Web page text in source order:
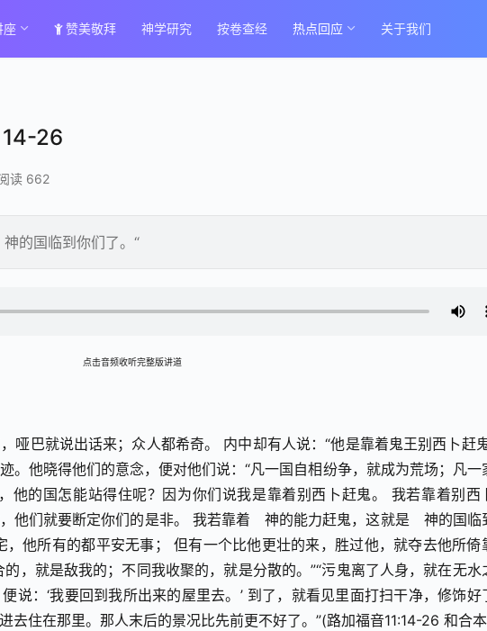
座 赞美敬拜 神学研究 按卷查经 热点回应 关于我们
14-26
读 662
的国临到你们了。“
点击音频收听完整版讲道
哑巴就说出话来；众人都希奇。 内中却有人说：“他是靠着鬼王别西卜赶
。他晓得他们的意念，便对他们说：“凡一国自相纷争，就成为荒场；凡一
他的国怎能站得住呢？因为你们说我是靠着别西卜赶鬼。 我若靠着别西
他们就要断定你们的是非。 我若靠着　神的能力赶鬼，这就是　神的国临
他所有的都平安无事； 但有一个比他更壮的来，胜过他，就夺去他所倚
，就是敌我的；不同我收聚的，就是分散的。”“污鬼离了人身，就在无水
说：‘我要回到我所出来的屋里去。’ 到了，就看见里面打扫干净，修饰好
去住在那里。那人末后的景况比先前更不好了。”(路加福音11:14-26 和合